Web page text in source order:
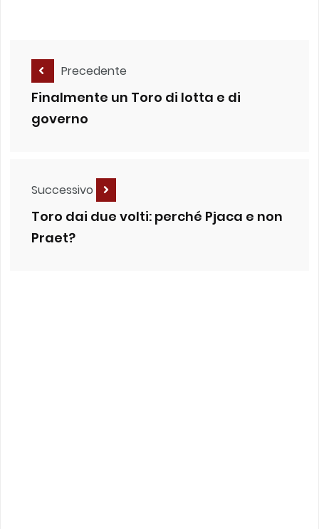
Precedente
Finalmente un Toro di lotta e di
governo
Successivo
Toro dai due volti: perché Pjaca e non
Praet?